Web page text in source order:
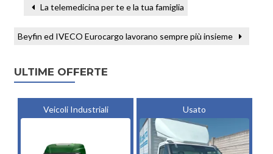
La telemedicina per te e la tua famiglia
Beyfin ed IVECO Eurocargo lavorano sempre più insieme
ULTIME OFFERTE
Veicoli Industriali Usato